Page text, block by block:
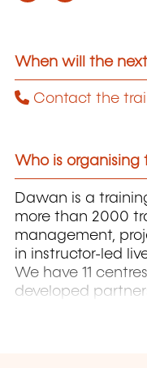
When will the
Contact the
Who is organising
Dawan is a
more than 2000
management,
in instructor-led
We have 11
developed
catalogue